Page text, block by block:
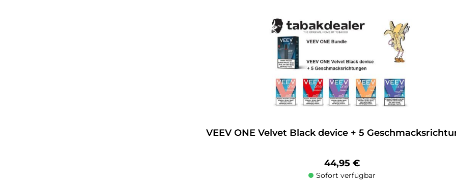
VEEV ONE Velvet Black device + 5
Regulärer Preis:
44,95 €
Sofort verfügbar